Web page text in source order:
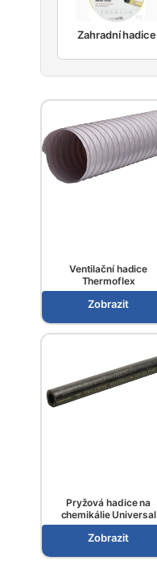
Zahradní hadice
Ventilační hadice
Thermoflex
Zobrazit
Pryžová hadice na
chemikálie Universal
Zobrazit